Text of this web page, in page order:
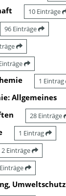
10 Einträge
96 Einträge
1 Eintrag
Allgemeines
28 Einträge
1 Eintrag
2 Einträge
Umweltschutz